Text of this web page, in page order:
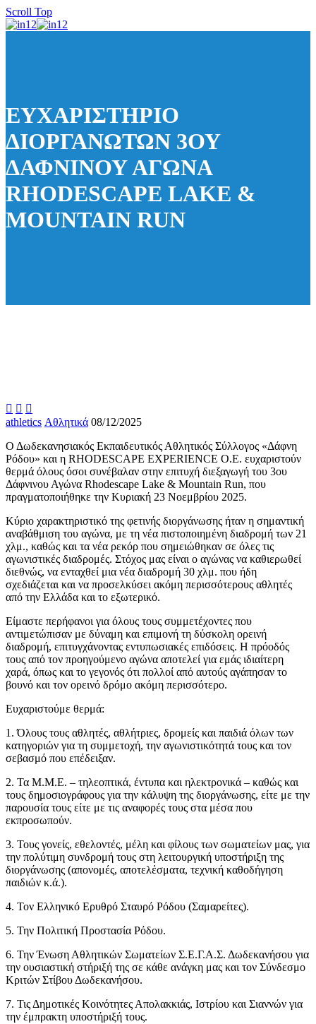
Scroll Top
ΕΥΧΑΡΙΣΤΗΡΙΟ
ΔΙΟΡΓΑΝΩΤΩΝ 3ΟΥ
ΔΑΦΝΙΝΟΥ ΑΓΩΝΑ
RHODESCAPE LAKE &
MOUNTAIN RUN
  
athletics Αθλητικά 08/12/2025
Ο Δωδεκανησιακός Εκπαιδευτικός Αθλητικός Σύλλογος «Δάφνη
Ρόδου» και η RHODESCAPE EXPERIENCE O.E. ευχαριστούν
θερμά όλους όσοι συνέβαλαν στην επιτυχή διεξαγωγή του 3ου
Δάφνινου Αγώνα Rhodescape Lake & Mountain Run, που
πραγματοποιήθηκε την Κυριακή 23 Νοεμβρίου 2025.
Κύριο χαρακτηριστικό της φετινής διοργάνωσης ήταν η σημαντική
αναβάθμιση του αγώνα, με τη νέα πιστοποιημένη διαδρομή των 21
χλμ., καθώς και τα νέα ρεκόρ που σημειώθηκαν σε όλες τις
αγωνιστικές διαδρομές. Στόχος μας είναι ο αγώνας να καθιερωθεί
διεθνώς, να ενταχθεί μια νέα διαδρομή 30 χλμ. που ήδη
σχεδιάζεται και να προσελκύσει ακόμη περισσότερους αθλητές
από την Ελλάδα και το εξωτερικό.
Είμαστε περήφανοι για όλους τους συμμετέχοντες που
αντιμετώπισαν με δύναμη και επιμονή τη δύσκολη ορεινή
διαδρομή, επιτυγχάνοντας εντυπωσιακές επιδόσεις. Η πρόοδός
τους από τον προηγούμενο αγώνα αποτελεί για εμάς ιδιαίτερη
χαρά, όπως και το γεγονός ότι πολλοί από αυτούς αγάπησαν το
βουνό και τον ορεινό δρόμο ακόμη περισσότερο.
Ευχαριστούμε θερμά:
1. Όλους τους αθλητές, αθλήτριες, δρομείς και παιδιά όλων των
κατηγοριών για τη συμμετοχή, την αγωνιστικότητά τους και τον
σεβασμό που επέδειξαν.
2. Τα Μ.Μ.Ε. – τηλεοπτικά, έντυπα και ηλεκτρονικά – καθώς και
τους δημοσιογράφους για την κάλυψη της διοργάνωσης, είτε με την
παρουσία τους είτε με τις αναφορές τους στα μέσα που
εκπροσωπούν.
3. Τους γονείς, εθελοντές, μέλη και φίλους των σωματείων μας, για
την πολύτιμη συνδρομή τους στη λειτουργική υποστήριξη της
διοργάνωσης (απονομές, αποτελέσματα, τεχνική καθοδήγηση
παιδιών κ.ά.).
4. Τον Ελληνικό Ερυθρό Σταυρό Ρόδου (Σαμαρείτες).
5. Την Πολιτική Προστασία Ρόδου.
6. Την Ένωση Αθλητικών Σωματείων Σ.Ε.Γ.Α.Σ. Δωδεκανήσου για
την ουσιαστική στήριξή της σε κάθε ανάγκη μας και τον Σύνδεσμο
Κριτών Στίβου Δωδεκανήσου.
7. Τις Δημοτικές Κοινότητες Απολακκιάς, Ιστρίου και Σιαννών για
την έμπρακτη υποστήριξή τους.